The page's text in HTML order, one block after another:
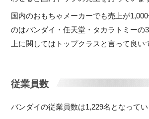
国内のおもちゃメーカーでも売上が
のはバンダイ・任天堂・タカラトミーの
上に関してはトップクラスと言って良い
従業員数
バンダイの従業員数は1,229名となってい